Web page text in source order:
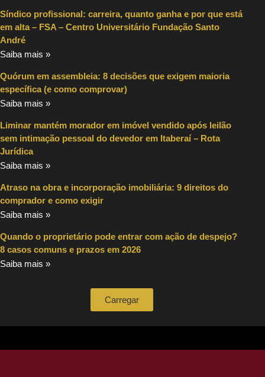
Síndico profissional: carreira, quanto ganha e por que está
em alta – FSA – Centro Universitário Fundação Santo
André
Saiba mais »
Quórum em assembleia: 8 decisões que exigem maioria
específica (e como comprovar)
Saiba mais »
Liminar mantém morador em imóvel vendido após leilão
sem intimação pessoal do devedor em Itaberaí – Rota
Jurídica
Saiba mais »
Atraso na obra e incorporação imobiliária: 9 direitos do
comprador e como exigir
Saiba mais »
Quando o proprietário pode entrar com ação de despejo?
8 casos comuns e prazos em 2026
Saiba mais »
Carregar